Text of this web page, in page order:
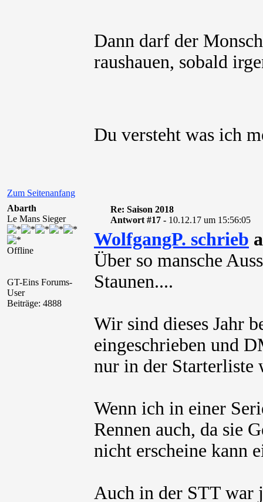
Dann darf der
raushauen, sobald
Du versteht was ich
Zum Seitenanfang
Abarth
Le Mans Sieger
Offline
GT-Eins Forums-
User
Beiträge: 4888
Re: Saison 2018
Antwort #17 - 10.12.17 um 15:56:05
WolfgangP. schrieb
Über so mansche
Staunen....
Wir sind dieses Jahr
eingeschrieben und
nur in der Starterliste
Wenn ich in einer
Rennen auch, da sie
nicht erscheine kann
Auch in der STT war